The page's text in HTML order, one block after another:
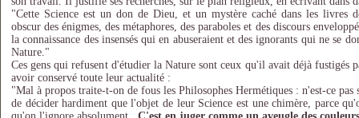
"Cette Science est un don de Dieu, et un mystère caché dans les livres
obscur des énigmes, des métaphores, des paraboles et des discours
la connaissance des insensés qui en abuseraient et des ignorants qui ne se
Nature."
Ces gens qui refusent d'étudier la Nature sont ceux qu'il avait déjà fustigés
avoir conservé toute leur actualité :
"Mal à propos traite-t-on de fous les Philosophes Hermétiques : n'est-ce
de décider hardiment que l'objet de leur Science est une chimère, parce